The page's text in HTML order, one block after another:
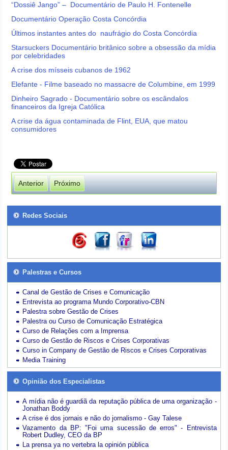
“Dossiê Jango” – Documentário de Paulo H. Fontenelle
Documentário Operação Costa Concórdia
Últimos instantes antes do naufrágio do Costa Concórdia
Starsuckers Documentário britânico sobre a obsessão da mídia
por celebridades
A crise dos mísseis cubanos de 1962
Elefante - Filme baseado no massacre de Columbine, em 1999
Dinheiro Sagrado - Documentário sobre os escândalos
financeiros da Igreja Católica
A crise da água contaminada de Flint, EUA, que matou
consumidores
Anterior Próximo
Redes Sociais
Palestras e Cursos
Canal de Gestão de Crises e Comunicação
Entrevista ao programa Mundo Corporativo-CBN
Palestra sobre Gestão de Crises
Palestra ou Curso de Comunicação Estratégica
Curso de Relações com a Imprensa
Curso de Gestão de Riscos e Crises Corporativas
Curso in Company de Gestão de Riscos e Crises Corporativas
Media Training
Opinião dos Especialistas
A mídia não é guardiã da reputação pública de uma organização -
Jonathan Boddy
A crise é dos jornais e não do jornalismo - Gay Talese
Vazamento da BP: "Foi uma sucessão de erros" - Entrevista
Robert Dudley, CEO da BP
La prensa ya no vertebra la opinión pública